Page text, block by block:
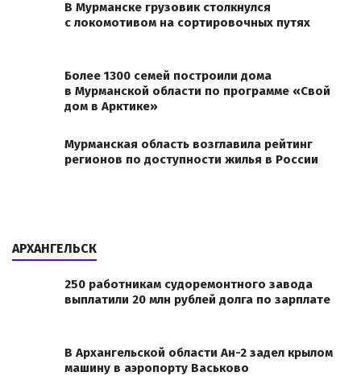
В Мурманске грузовик столкнулся
с локомотивом на сортировочных путях
Более 1300 семей построили дома
в Мурманской области по программе «Свой
дом в Арктике»
Мурманская область возглавила рейтинг
регионов по доступности жилья в России
АРХАНГЕЛЬСК
250 работникам судоремонтного завода
выплатили 20 млн рублей долга по зарплате
В Архангельской области Ан-2 задел крылом
машину в аэропорту Васьково